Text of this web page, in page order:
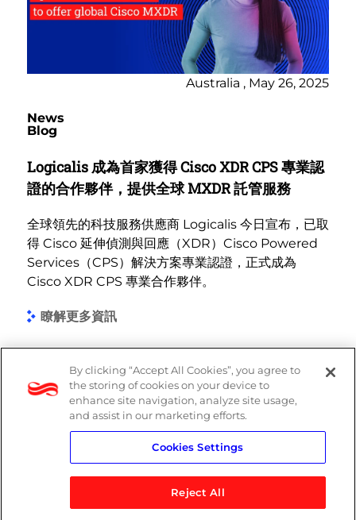
Australia , May 26, 2025
News
Blog
Logicalis 成為首家獲得 Cisco XDR CPS 專業認
證的合作夥伴，提供全球 MXDR 託管服務
全球領先的科技服務供應商 Logicalis 今日宣布，已取
得 Cisco 延伸偵測與回應（XDR）Cisco Powered
Services（CPS）解決方案專業認證，正式成為
Cisco XDR CPS 專業合作夥伴。
瞭解更多資訊
隱私權政策
求職者個人資料保護
By clicking “Accept All Cookies”, you agree to
the storing of cookies on your device to
enhance site navigation, analyze site usage,
and assist in our marketing efforts.
Cookies Settings
Reject All